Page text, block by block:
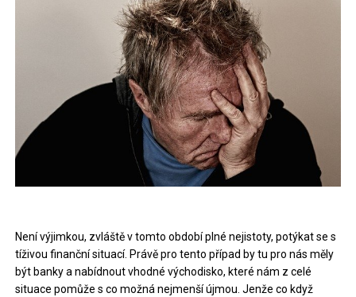
Není výjimkou, zvláště v tomto období plné nejistoty, potýkat se s
tíživou finanční situací. Právě pro tento případ by tu pro nás měly
být banky a nabídnout vhodné východisko, které nám z celé
situace pomůže s co možná nejmenší újmou. Jenže co když